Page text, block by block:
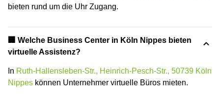
bieten rund um die Uhr Zugang.
🏢 Welche Business Center in Köln Nippes bieten
virtuelle Assistenz?
In Ruth-Hallensleben-Str., Heinrich-Pesch-Str., 50739 Köln
Nippes können Unternehmer virtuelle Büros mieten.